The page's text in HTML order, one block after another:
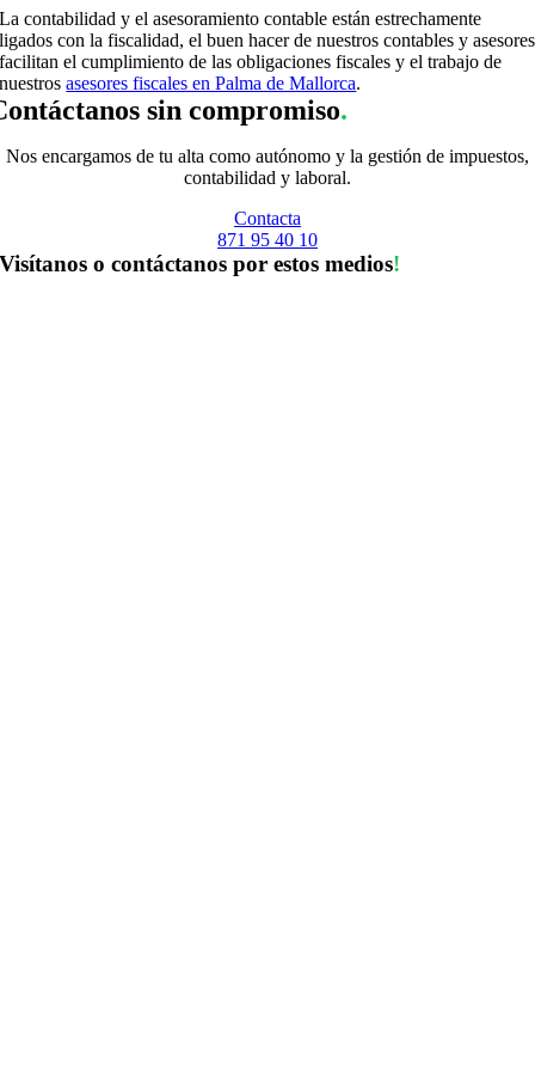
La contabilidad y el asesoramiento contable están estrechamente
ligados con la fiscalidad, el buen hacer de nuestros contables y asesores
facilitan el cumplimiento de las obligaciones fiscales y el trabajo de
nuestrosasesores fiscales en Palma de Mallorca.
sin compromiso.
Nos encargamos de tu alta como autónomo y la gestión de impuestos,
contabilidad y laboral.
Contacta
871 95 40 10
Visítanos o contáctanos por estos medios!